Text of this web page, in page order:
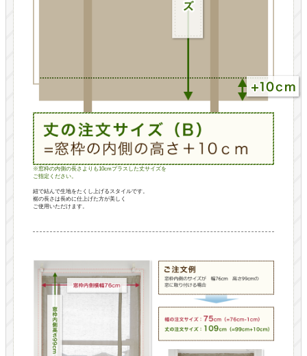
※窓枠の内側の長さよりも10cmプラスした丈サイズを
ご指定ください。
紐で結んで生地をたくし上げるスタイルです。
裾の長さは長めに仕上げた方が美しく
ご使用いただけます。